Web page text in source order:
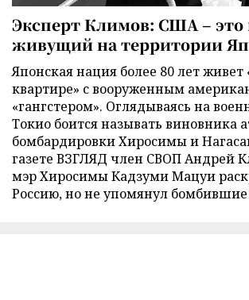
Эксперт Климов: США – это
живущий на территории
Японская нация более 80 лет живет
квартире» с вооруженным
«гангстером». Оглядываясь на
Токио боится называть виновника
бомбардировки Хиросимы и
газете ВЗГЛЯД член СВОП Андрей
мэр Хиросимы Кадзуми Мацуи
Россию, но не упомянул